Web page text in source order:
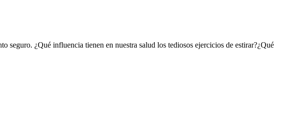
seguro. ¿Qué influencia tienen en nuestra salud los tediosos ejercicios de estirar?¿Qué